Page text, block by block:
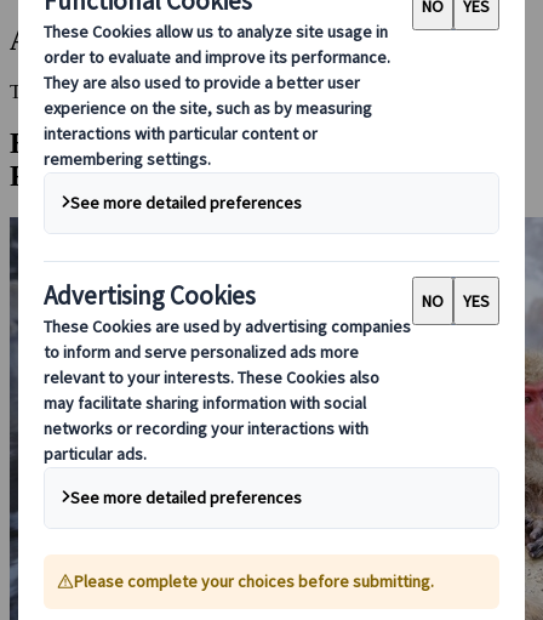
Azumino
This Destination is disabled to display.
Entdecken Sie andere Reiseziele in dieser
Region